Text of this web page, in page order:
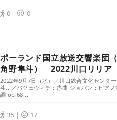
0｜ 0
ポーランド国立放送交響楽団
角野隼斗） 2022川口リリア
2022年9月7日（水）／川口総合文化センタ
斗...／バツェヴィチ：序曲 ショパン：ピア
調 op.68...
35｜ 17